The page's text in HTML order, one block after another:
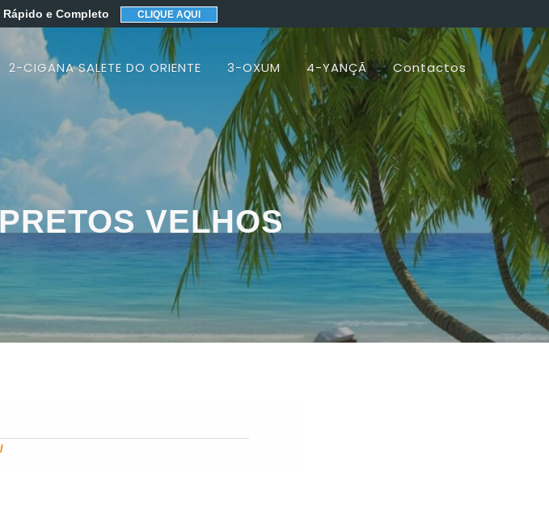
2-CIGANA SALETE DO ORIENTE 3-OXUM 4-YANÇÃ Contactos
VELHOS
Rápido e Completo CLIQUE AQUI